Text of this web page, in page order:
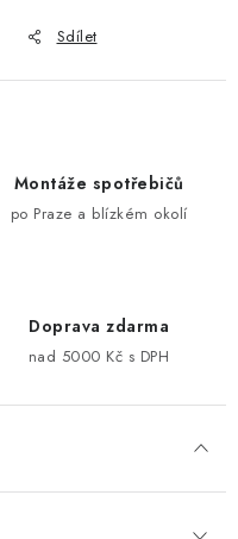
Sdílet
Montáže spotřebičů
po Praze a blízkém okolí
Doprava zdarma
nad 5000 Kč s DPH